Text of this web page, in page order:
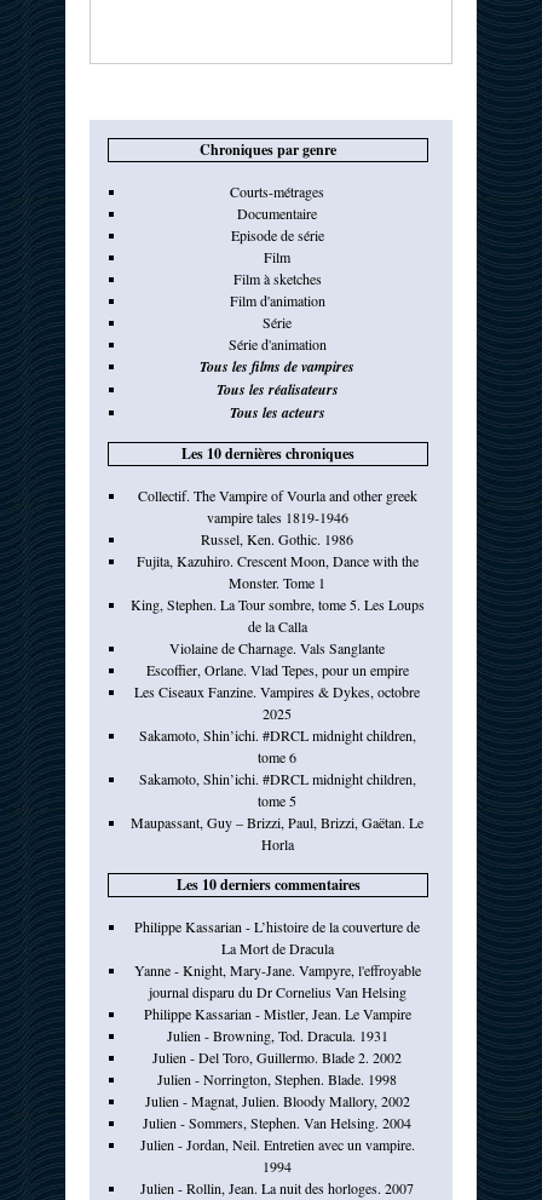
Chroniques par genre
Courts-métrages
Documentaire
Episode de série
Film
Film à sketches
Film d'animation
Série
Série d'animation
Tous les films de vampires
Tous les réalisateurs
Tous les acteurs
Les 10 dernières chroniques
Collectif. The Vampire of Vourla and other greek
vampire tales 1819-1946
Russel, Ken. Gothic. 1986
Fujita, Kazuhiro. Crescent Moon, Dance with the
Monster. Tome 1
King, Stephen. La Tour sombre, tome 5. Les Loups
de la Calla
Violaine de Charnage. Vals Sanglante
Escoffier, Orlane. Vlad Tepes, pour un empire
Les Ciseaux Fanzine. Vampires & Dykes, octobre
2025
Sakamoto, Shin’ichi. #DRCL midnight children,
tome 6
Sakamoto, Shin’ichi. #DRCL midnight children,
tome 5
Maupassant, Guy – Brizzi, Paul, Brizzi, Gaëtan. Le
Horla
Les 10 derniers commentaires
Philippe Kassarian - L’histoire de la couverture de
La Mort de Dracula
Yanne - Knight, Mary-Jane. Vampyre, l'effroyable
journal disparu du Dr Cornelius Van Helsing
Philippe Kassarian - Mistler, Jean. Le Vampire
Julien - Browning, Tod. Dracula. 1931
Julien - Del Toro, Guillermo. Blade 2. 2002
Julien - Norrington, Stephen. Blade. 1998
Julien - Magnat, Julien. Bloody Mallory, 2002
Julien - Sommers, Stephen. Van Helsing. 2004
Julien - Jordan, Neil. Entretien avec un vampire.
1994
Julien - Rollin, Jean. La nuit des horloges. 2007